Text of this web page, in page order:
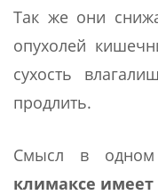
Так же они
опухолей
сухость
продлить.
Смысл в
климаксе имеет